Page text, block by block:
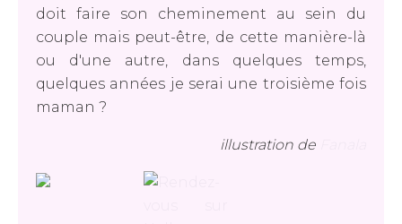
doit faire son cheminement au sein du
couple mais peut-être, de cette manière-là
ou d'une autre, dans quelques temps,
quelques années je serai une troisième fois
maman ?
illustration de